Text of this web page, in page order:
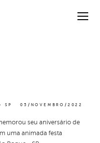
SP 05/NOVEMBRO/2022
seu aniversário de
uma animada festa